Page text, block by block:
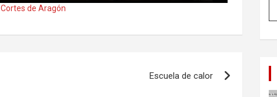
Cortes de Aragón
Escuela de calor